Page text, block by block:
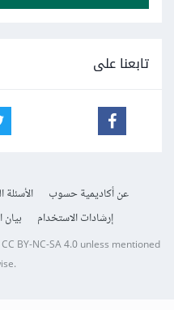
تابعنا على
عن أكاديمية حسوب الأسئلة
إرشادات الاستخدام
CC BY-NC-SA 4.0unless mentioned